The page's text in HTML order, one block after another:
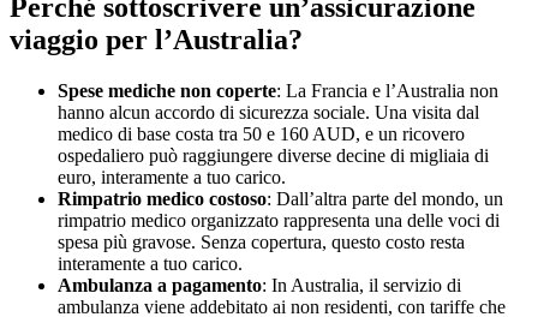
Perché sottoscrivere un’assicurazione
viaggio per l’Australia?
Spese mediche non coperte: La Francia e l’Australia non
hanno alcun accordo di sicurezza sociale. Una visita dal
medico di base costa tra 50 e 160 AUD, e un ricovero
ospedaliero può raggiungere diverse decine di migliaia di
euro, interamente a tuo carico.
Rimpatrio medico costoso: Dall’altra parte del mondo, un
rimpatrio medico organizzato rappresenta una delle voci di
spesa più gravose. Senza copertura, questo costo resta
interamente a tuo carico.
Ambulanza a pagamento: In Australia, il servizio di
ambulanza viene addebitato ai non residenti, con tariffe che